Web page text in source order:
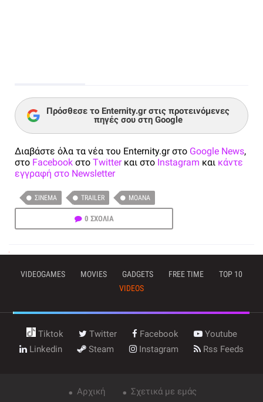
Πρόσθεσε το Enternity.gr στις προτεινόμενες
πηγές σου στη Google
Διαβάστε όλα τα νέα του Enternity.gr στο Google News,
στο Facebook στο Twitterκαι στο Instagram και κάντε
εγγραφή στο Newsletter
ΣΙΝΕΜΆ TRAILER MOANA
0 ΣΧΟΛΙΑ
VIDEOGAMES MOVIES GADGETS FREE TIME
TOP 10
VIDEOS
Tiktok Twitter Facebook
Youtube
Linkedin
Steam Instagram Rss Feeds
Αρχική Σχετικά με εμάς